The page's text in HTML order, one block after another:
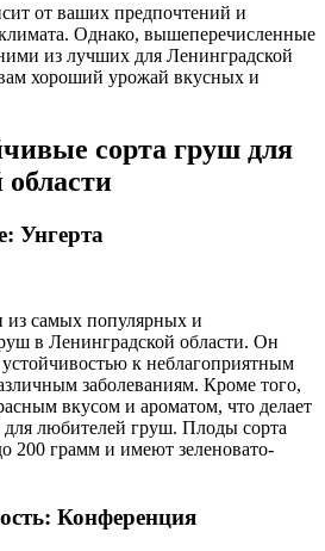
от ваших предпочтений и
Однако, вышеперечисленные
из лучших для Ленинградской
хороший урожай вкусных и
сорта груш для
Унгерта
самых популярных и
в Ленинградской области. Он
к неблагоприятным
заболеваниям. Кроме того,
вкусом и ароматом, что делает
любителей груш. Плоды сорта
200 грамм и имеют зеленовато-
Конференция